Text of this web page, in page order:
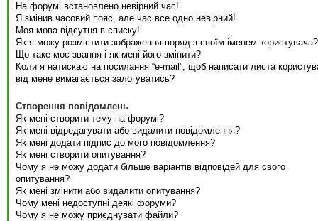
На форумі встановлено невірний час!
Я змінив часовий пояс, але час все одно невірний!
Моя мова відсутня в списку!
Як я можу розмістити зображення поряд з своїм іменем користувача?
Що таке моє звання і як мені його змінити?
Коли я натискаю на посилання “e-mail”, щоб написати листа
від мене вимагається залогуватись?
Створення повідомлень
Як мені створити тему на форумі?
Як мені відредагувати або видалити повідомлення?
Як мені додати підпис до мого повідомлення?
Як мені створити опитування?
Чому я не можу додати більше варіантів відповідей для свого
опитування?
Як мені змінити або видалити опитування?
Чому мені недоступні деякі форуми?
Чому я не можу приєднувати файли?